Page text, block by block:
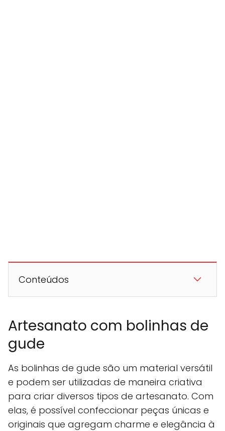
Conteúdos
Artesanato com bolinhas de
gude
As bolinhas de gude são um material versátil
e podem ser utilizadas de maneira criativa
para criar diversos tipos de artesanato. Com
elas, é possível confeccionar peças únicas e
originais que agregam charme e elegância à